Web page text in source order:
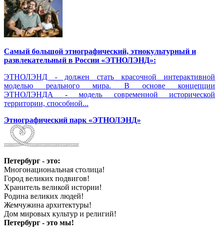
Самый большой этнографический, этнокультурный и
развлекательный в России «ЭТНОЛЭНД»:
ЭТНОЛЭНД - должен стать красочной интерактивной
моделью реального мира. В основе концепции
ЭТНОЛЭНДА - модель современной исторической
территории, способной...
Этнографический парк «ЭТНОЛЭНД»
Петербург - это:
Многонациональная столица!
Город великих подвигов!
Хранитель великой истории!
Родина великих людей!
Жемчужина архитектуры!
Дом мировых культур и религий!
Петербург - это мы!